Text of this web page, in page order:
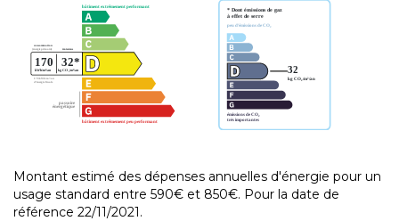
Montant estimé des dépenses annuelles d'énergie pour un
usage standard entre 590€ et 850€. Pour la date de
référence 22/11/2021.